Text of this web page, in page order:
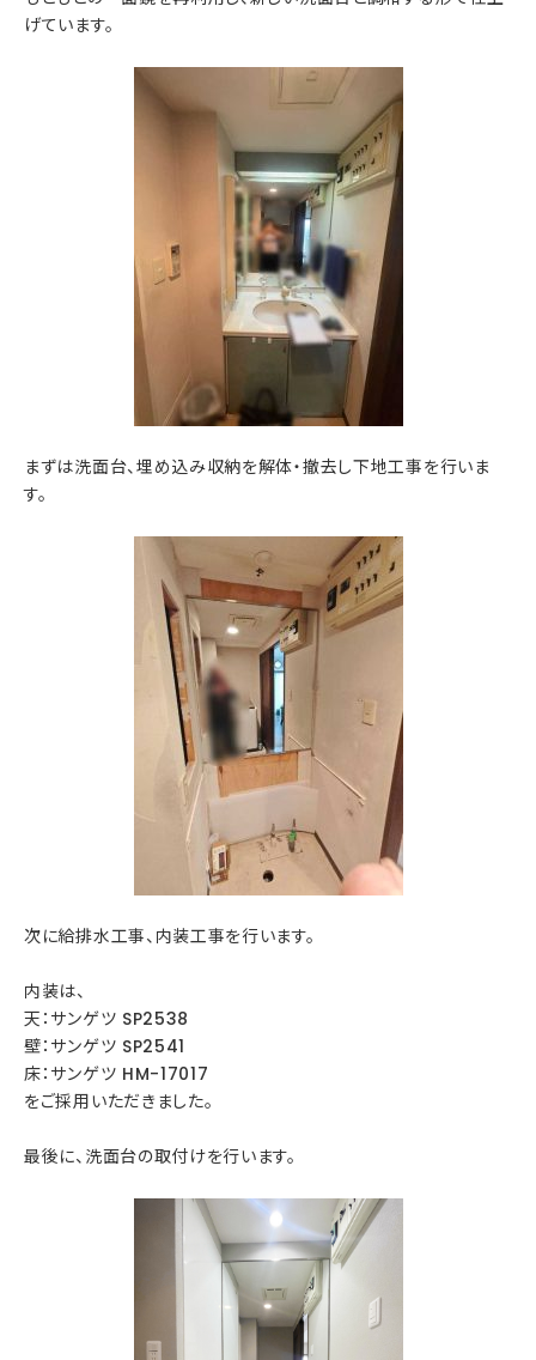
げています。
まずは洗面台、埋め込み収納を解体・撤去し下地工事を行いま
す。
次に給排水工事、内装工事を行います。
内装は、
天：サンゲツ SP2538
壁：サンゲツ SP2541
床：サンゲツ HM-17017
をご採用いただきました。
最後に、洗面台の取付けを行います。